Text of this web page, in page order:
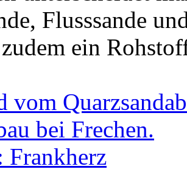
Flusssande
ein